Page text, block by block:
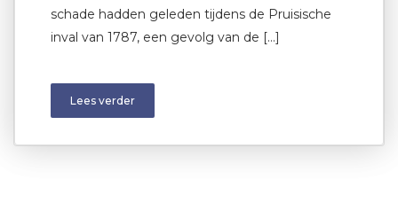
schade hadden geleden tijdens de Pruisische
inval van 1787, een gevolg van de […]
Lees verder